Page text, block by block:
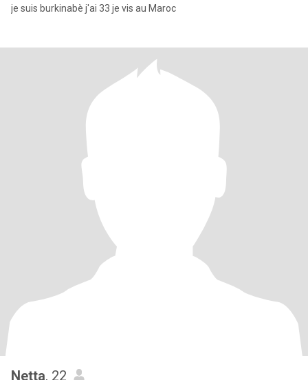
je suis burkinabè j'ai 33 je vis au Maroc
Netta, 22